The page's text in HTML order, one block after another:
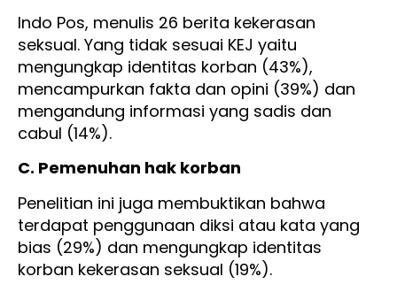
Indo Pos, menulis 26 berita kekerasan
seksual. Yang tidak sesuai KEJ yaitu
mengungkap identitas korban (43%),
mencampurkan fakta dan opini (39%) dan
mengandung informasi yang sadis dan
cabul (14%).
C. Pemenuhan hak korban
Penelitian ini juga membuktikan bahwa
terdapat penggunaan diksi atau kata yang
bias (29%) dan mengungkap identitas
korban kekerasan seksual (19%).